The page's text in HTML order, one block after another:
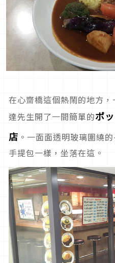
在心齋橋這個熱鬧的地方
達先生開了一間簡單的ポ
店 。一面面透明玻璃圍繞
手提包一樣，坐落在這。